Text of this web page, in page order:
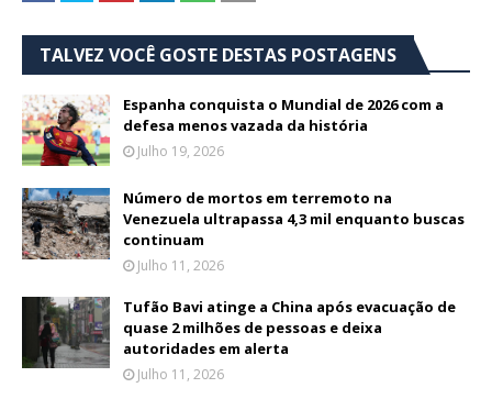
TALVEZ VOCÊ GOSTE DESTAS POSTAGENS
Espanha conquista o Mundial de 2026 com a
defesa menos vazada da história
Julho 19, 2026
Número de mortos em terremoto na
Venezuela ultrapassa 4,3 mil enquanto buscas
continuam
Julho 11, 2026
Tufão Bavi atinge a China após evacuação de
quase 2 milhões de pessoas e deixa
autoridades em alerta
Julho 11, 2026